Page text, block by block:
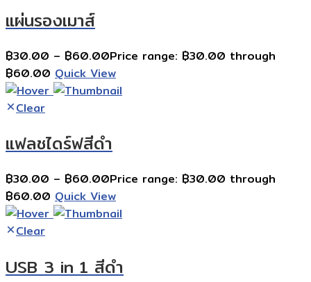
แผ่นรองเมาส์
฿30.00 – ฿60.00Price range: ฿30.00 through
฿60.00 Quick View
Clear
แฟลชไดร์ฟสีดำ
฿30.00 – ฿60.00Price range: ฿30.00 through
฿60.00 Quick View
Clear
USB 3 in 1 สีดำ